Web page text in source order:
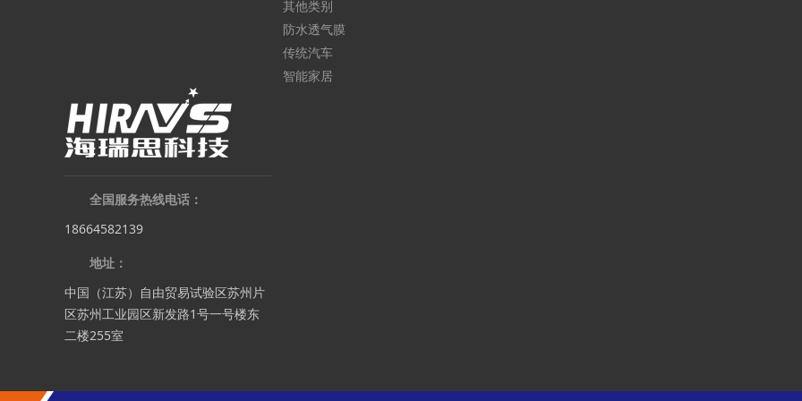
其他类别
防水透气膜
传统汽车
智能家居
全国服务热线电话：
18664582139
地址：
中国（江苏）自由贸易试验区苏州片
区苏州工业园区新发路1号一号楼东
二楼255室